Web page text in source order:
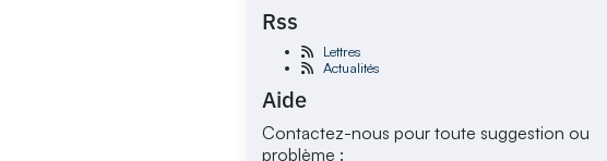
Rss
Lettres
Actualités
Aide
Contactez-nous pour toute suggestion ou
problème :